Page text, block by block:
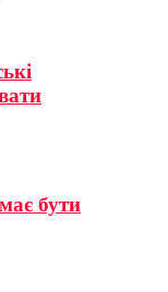
бути